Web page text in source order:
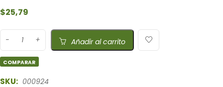
$25,79
Añadir al carrito
COMPARAR
SKU: 000924